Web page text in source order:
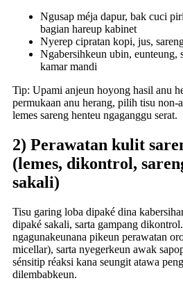
Ngusap méja dapur, bak cuci
bagian hareup kabinet
Nyerep cipratan kopi, jus,
Ngabersihkeun ubin, eunteung,
kamar mandi
Tip: Upami anjeun hoyong hasil anu
permukaan anu herang, pilih tisu non-
lemes sareng henteu ngaganggu serat.
2) Perawatan kulit
(lemes, dikontrol,
sakali)
Tisu garing loba dipaké dina
dipaké sakali, sarta gampang
ngagunakeunana pikeun perawatan
micellar), sarta nyegerkeun awak
sénsitip réaksi kana seungit atawa
dilembabkeun.